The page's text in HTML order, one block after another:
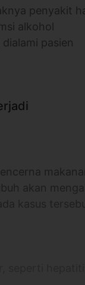
penyakit
alkohol
pasien
akan